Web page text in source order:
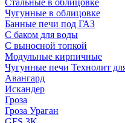
Стальные в облицовке
Чугунные в облицовке
Банные печи под ГАЗ
С баком для воды
С выносной топкой
Модульные кирпичные
Чугунные печи Технолит
Авангард
Искандер
Гроза
Гроза Ураган